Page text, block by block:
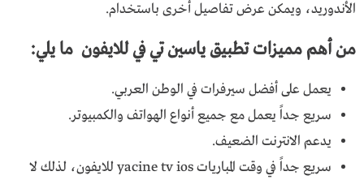
الأندوريد، ويمكن عرض تفاصيل أخرى باستخدام.
من أهم مميزات تطبيق ياسين تي في للايفون ما يلي:
يعمل على أفضل سيرفرات في الوطن العربي.
سريع جداً يعمل مع جميع أنواع الهواتف والكمبيوتر.
يدعم الانترنت الضعيف.
سريع جداً في وقت المبارياتyacine tv iosللايفون، لذلك لا